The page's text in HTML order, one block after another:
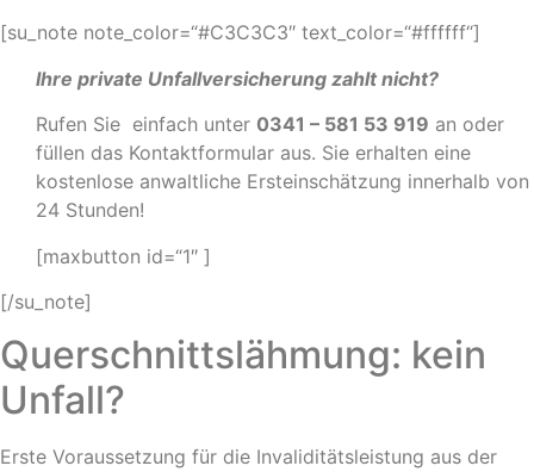
[su_note note_color=“#C3C3C3″ text_color=“#ffffff“]
Ihre private Unfallversicherung zahlt nicht?
Rufen Sie einfach unter 0341 – 581 53 919 an oder
füllen das Kontaktformular aus. Sie erhalten eine
kostenlose anwaltliche Ersteinschätzung innerhalb von
24 Stunden!
[maxbutton id=“1″ ]
[/su_note]
Querschnittslähmung: kein
Unfall?
Erste Voraussetzung für die Invaliditätsleistung aus der